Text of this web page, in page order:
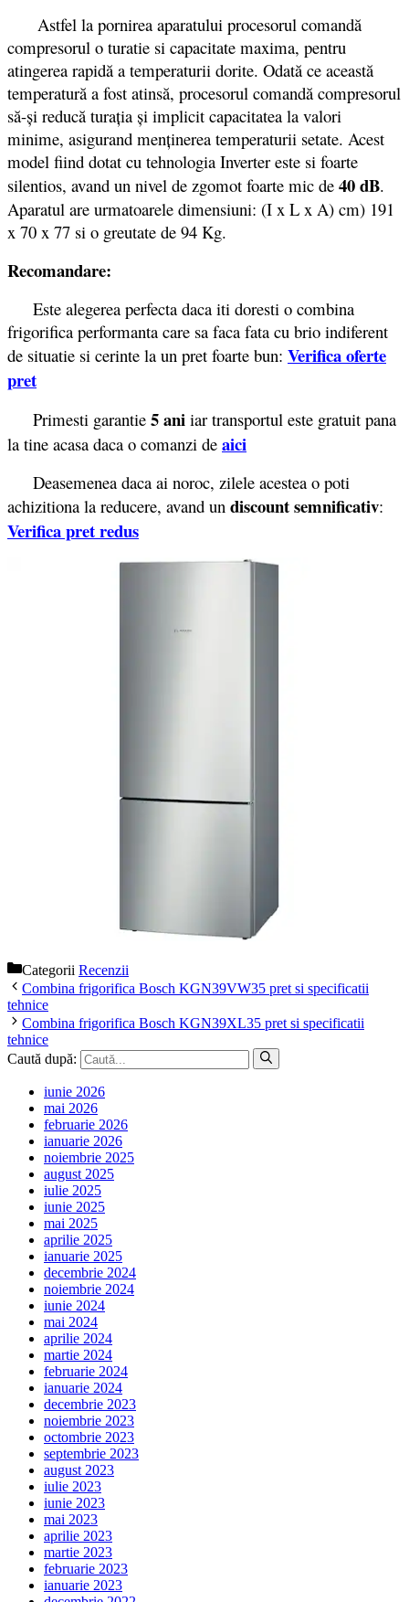
Astfel la pornirea aparatului procesorul comandă
compresorul o turatie si capacitate maxima, pentru
atingerea rapidă a temperaturii dorite. Odată ce această
temperatură a fost atinsă, procesorul comandă compresorul
să-și reducă turația și implicit capacitatea la valori
minime, asigurand menținerea temperaturii setate. Acest
model fiind dotat cu tehnologia Inverter este si foarte
silentios, avand un nivel de zgomot foarte mic de 40 dB.
Aparatul are urmatoarele dimensiuni: (I x L x A) cm) 191
x 70 x 77 si o greutate de 94 Kg.
Recomandare:
Este alegerea perfecta daca iti doresti o combina
frigorifica performanta care sa faca fata cu brio indiferent
de situatie si cerinte la un pret foarte bun: Verifica oferte
pret
Primesti garantie 5 ani iar transportul este gratuit pana
la tine acasa daca o comanzi de aici
Deasemenea daca ai noroc, zilele acestea o poti
achizitiona la reducere, avand un discount semnificativ:
Verifica pret redus
Categorii Recenzii
Combina frigorifica Bosch KGN39VW35 pret si specificatii
tehnice
Combina frigorifica Bosch KGN39XL35 pret si specificatii
tehnice
Caută după:
iunie 2026
mai 2026
februarie 2026
ianuarie 2026
noiembrie 2025
august 2025
iulie 2025
iunie 2025
mai 2025
aprilie 2025
ianuarie 2025
decembrie 2024
noiembrie 2024
iunie 2024
mai 2024
aprilie 2024
martie 2024
februarie 2024
ianuarie 2024
decembrie 2023
noiembrie 2023
octombrie 2023
septembrie 2023
august 2023
iulie 2023
iunie 2023
mai 2023
aprilie 2023
martie 2023
februarie 2023
ianuarie 2023